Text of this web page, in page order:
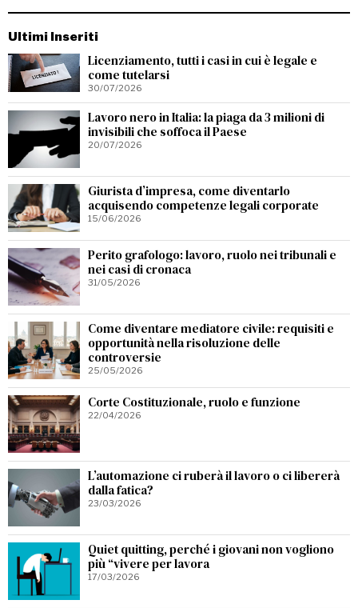
Ultimi Inseriti
Licenziamento, tutti i casi in cui è legale e
come tutelarsi
30/07/2026
Lavoro nero in Italia: la piaga da 3 milioni di
invisibili che soffoca il Paese
20/07/2026
Giurista d’impresa, come diventarlo
acquisendo competenze legali corporate
15/06/2026
Perito grafologo: lavoro, ruolo nei tribunali e
nei casi di cronaca
31/05/2026
Come diventare mediatore civile: requisiti e
opportunità nella risoluzione delle
controversie
25/05/2026
Corte Costituzionale, ruolo e funzione
22/04/2026
L’automazione ci ruberà il lavoro o ci libererà
dalla fatica?
23/03/2026
Quiet quitting, perché i giovani non vogliono
più “vivere per lavora
17/03/2026